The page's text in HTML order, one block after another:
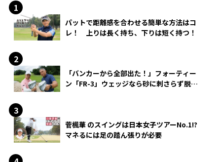
パットで距離感を合わせる簡単な方法はコ
レ！ 上りは長く持ち、下りは短く持つ！
「バンカーから全部出た！」フォーティー
ン「FR-3」ウェッジなら砂に刺さらず脱出
菅楓華 のスイングは日本女子ツアーNo.1!?
マネるには足の踏ん張りが必要